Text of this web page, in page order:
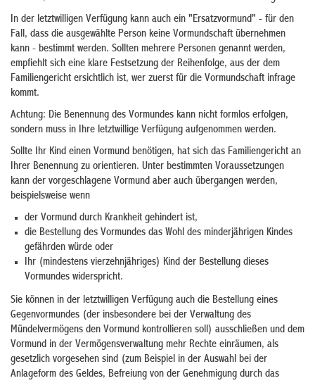
In der letztwilligen Verfügung kann auch ein "Ersatzvormund" - für den
Fall, dass die ausgewählte Person keine Vormundschaft übernehmen
kann - bestimmt werden. Sollten mehrere Personen genannt werden,
empfiehlt sich eine klare Festsetzung der Reihenfolge, aus der dem
Familiengericht ersichtlich ist, wer zuerst für die Vormundschaft infrage
kommt.
Achtung: Die Benennung des Vormundes kann nicht formlos erfolgen,
sondern muss in Ihre letztwillige Verfügung aufgenommen werden.
Sollte Ihr Kind einen Vormund benötigen, hat sich das Familiengericht an
Ihrer Benennung zu orientieren. Unter bestimmten Voraussetzungen
kann der vorgeschlagene Vormund aber auch übergangen werden,
beispielsweise wenn
der Vormund durch Krankheit gehindert ist,
die Bestellung des Vormundes das Wohl des minderjährigen Kindes
gefährden würde oder
Ihr (mindestens vierzehnjähriges) Kind der Bestellung dieses
Vormundes widerspricht.
Sie können in der letztwilligen Verfügung auch die Bestellung eines
Gegenvormundes (der insbesondere bei der Verwaltung des
Mündelvermögens den Vormund kontrollieren soll) ausschließen und dem
Vormund in der Vermögensverwaltung mehr Rechte einräumen, als
gesetzlich vorgesehen sind (zum Beispiel in der Auswahl bei der
Anlageform des Geldes, Befreiung von der Genehmigung durch das